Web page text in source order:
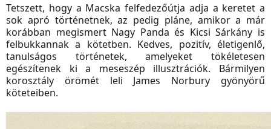
Tetszett, hogy a Macska felfedezőútja adja a keretet a
sok apró történetnek, az pedig pláne, amikor a már
korábban megismert Nagy Panda és Kicsi Sárkány is
felbukkannak a kötetben. Kedves, pozitív, életigenlő,
tanulságos történetek, amelyeket tökéletesen
egészítenek ki a meseszép illusztrációk. Bármilyen
korosztály örömét leli James Norbury gyönyörű
köteteiben.